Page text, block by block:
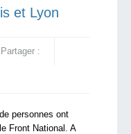
et Lyon
Partager :
personnes ont
Front National. A